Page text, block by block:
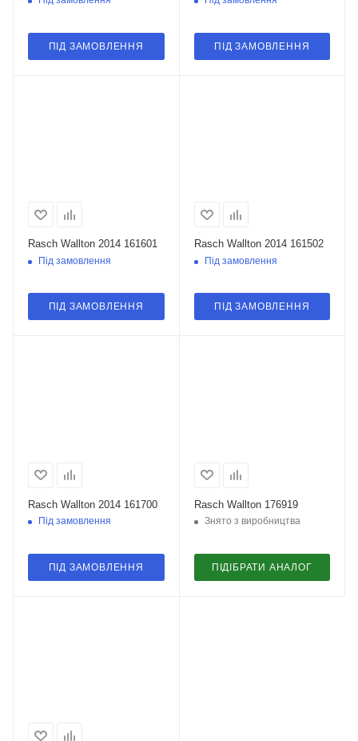
ПІД ЗАМОВЛЕННЯ ПІД ЗАМОВЛЕННЯ
Rasch Wallton 2014 161601
Під замовлення
ПІД ЗАМОВЛЕННЯ
Rasch Wallton 2014 161502
Під замовлення
ПІД ЗАМОВЛЕННЯ
Rasch Wallton 2014 161700
Під замовлення
ПІД ЗАМОВЛЕННЯ
Rasch Wallton 176919
Знято з виробництва
ПІДІБРАТИ АНАЛОГ